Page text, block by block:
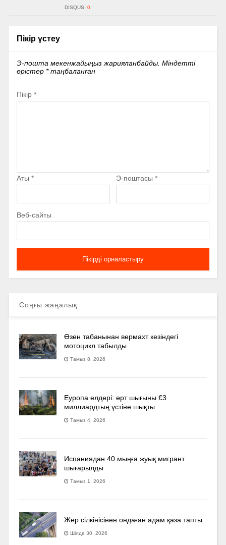
DISQUS: 0
Пікір үстеу
Э-пошта мекенжайыңыз жарияланбайды. Міндетті
өрістер *таңбаланған
Пікір *
Аты * Э-поштасы *
Веб-сайты
Соңғы жаңалық
Өзен табанынан вермахт кезіндегі
мотоцикл табылды
Тамыз 8, 2026
Еуропа елдері: өрт шығыны €3
миллиардтың үстіне шықты
Тамыз 4, 2026
Испаниядан 40 мыңға жуық мигрант
шығарылды
Тамыз 1, 2026
Жер сілкінісінен ондаған адам қаза тапты
Шілде 30, 2026